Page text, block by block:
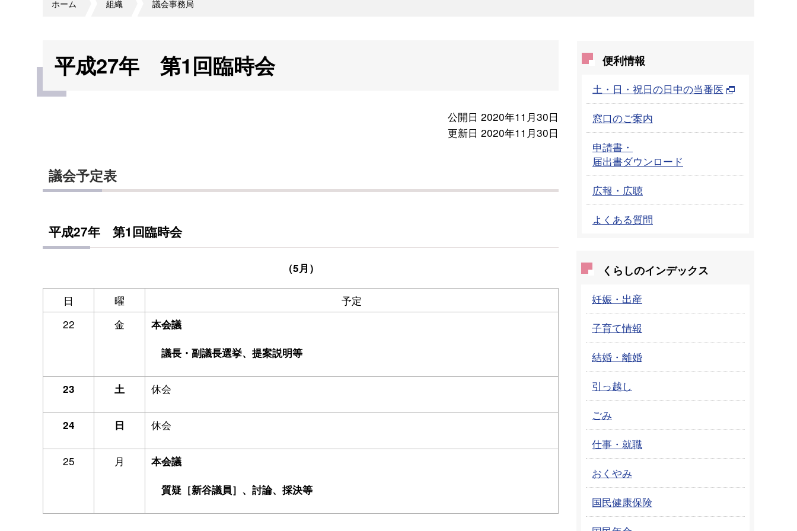
ホーム 組織 議会事務局
平成27年 第1回臨時会
公開日 2020年11月30日
更新日 2020年11月30日
議会予定表
平成27年 第1回臨時会
（5月）
日 曜
予定
22
金
本会議
議長・副議長選挙、提案説明等
23 土 休会
24 日 休会
25 月
本会議
質疑［新谷議員］、討論、採決等
便利情報
土・日・祝日の日中の当番医
窓口のご案内
申請書・
届出書ダウンロード
広報・広聴
よくある質問
くらしのインデックス
妊娠・出産
子育て情報
結婚・離婚
引っ越し
ごみ
仕事・就職
おくやみ
国民健康保険